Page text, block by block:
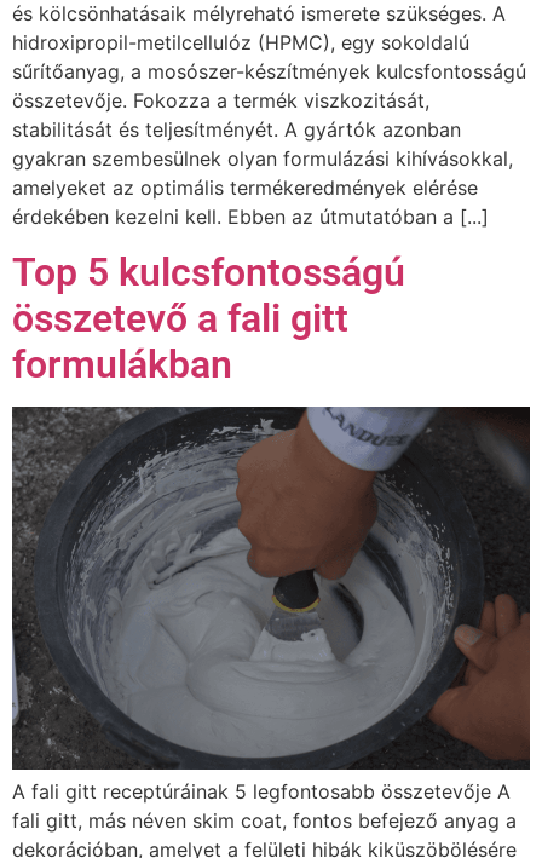
és kölcsönhatásaik mélyreható ismerete szükséges. A
hidroxipropil-metilcellulóz (HPMC), egy sokoldalú
sűrítőanyag, a mosószer-készítmények kulcsfontosságú
összetevője. Fokozza a termék viszkozitását,
stabilitását és teljesítményét. A gyártók azonban
gyakran szembesülnek olyan formulázási kihívásokkal,
amelyeket az optimális termékeredmények elérése
érdekében kezelni kell. Ebben az útmutatóban a [...]
Top 5 kulcsfontosságú
összetevő a fali gitt
formulákban
A fali gitt receptúráinak 5 legfontosabb összetevője A
fali gitt, más néven skim coat, fontos befejező anyag a
dekorációban, amelyet a felületi hibák kiküszöbölésére